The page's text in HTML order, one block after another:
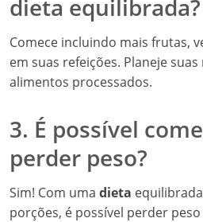
dieta equilibrada?
Comece incluindo mais frutas,
em suas refeições. Planeje
alimentos processados.
3. É possível
perder peso?
Sim! Com uma dieta
porções, é possível perder